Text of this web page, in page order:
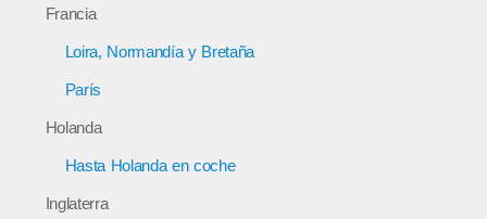
Francia
Loira, Normandía y Bretaña
París
Holanda
Hasta Holanda en coche
Inglaterra